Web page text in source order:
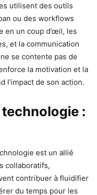
utilisent des outils
ou des workflows
en un coup d’œil, les
et la communication
se contente pas de
la motivation et la
l’impact de son action.
technologie :
est un allié
collaboratifs,
contribuer à fluidifier
du temps pour les